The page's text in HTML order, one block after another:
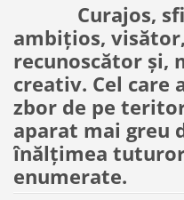
Curajos,
ambițios,
recunoscător și,
creativ. Cel care
zbor de pe
aparat mai greu
înălțimea
enumerate.